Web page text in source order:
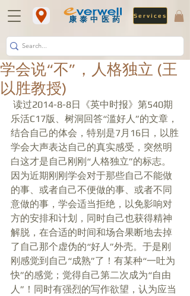
Services
​康泰中医药
学会说“不”，人格独立 (王
以胜教授)
乐活C17版、树洞回答“滥好人”的文章，
结合自己的体会，特别是7月16日，以胜
学会大声表达自己的真实感受，突然明
白这才是自己刚刚“人格独立”的标志。
因为近期刚刚学会对于那些自己不能做
的事、或者自己不便做的事、或者不同
意做的事，学会适当拒绝，以免影响对
方的安排和计划，同时自己也获得精神
解脱，在合适的时间和场合果断地去掉
了自己那个虚伪的“好人”外壳。于是刚
刚感觉到自己“成熟”了！有某种“一吐为
快”的感觉；觉得自己第二次成为“自由
人”！同时有强烈的写作欲望，认为应当